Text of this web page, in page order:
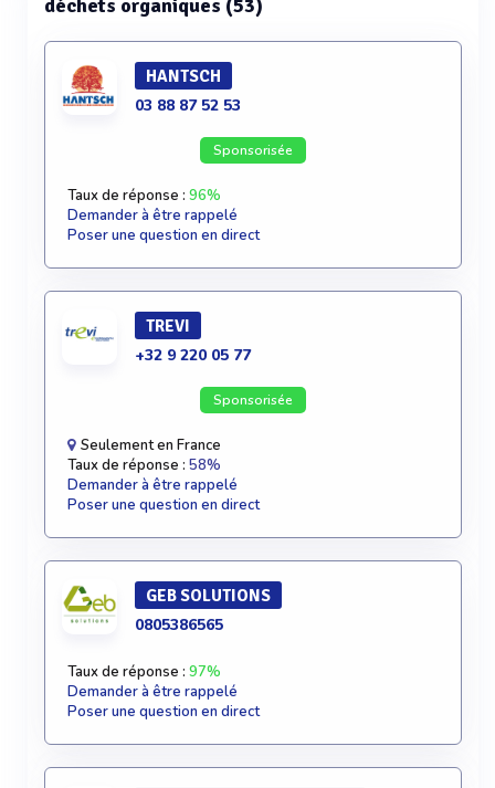
déchets organiques (53)
HANTSCH
03 88 87 52 53
Sponsorisée
Taux de réponse : 96%
Demander à être rappelé
Poser une question en direct
TREVI
+32 9 220 05 77
Sponsorisée
Seulement en France
Taux de réponse : 58%
Demander à être rappelé
Poser une question en direct
GEB SOLUTIONS
0805386565
Taux de réponse : 97%
Demander à être rappelé
Poser une question en direct